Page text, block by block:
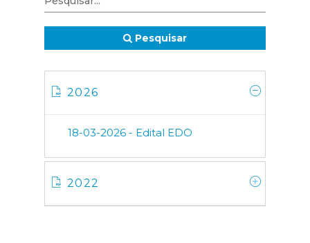
Pesquisar
2026
18-03-2026 - Edital EDO
2022